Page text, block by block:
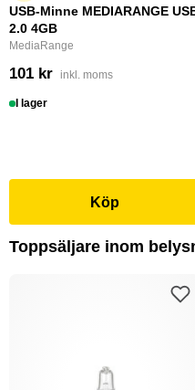
USB-Minne MEDIARANGE
2.0 4GB
MediaRange
101 kr inkl. moms
I lager
Köp
Toppsäljare inom